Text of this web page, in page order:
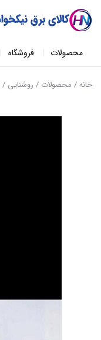
محصولات فروشگاه
خانه/ محصولات / روشنایی /